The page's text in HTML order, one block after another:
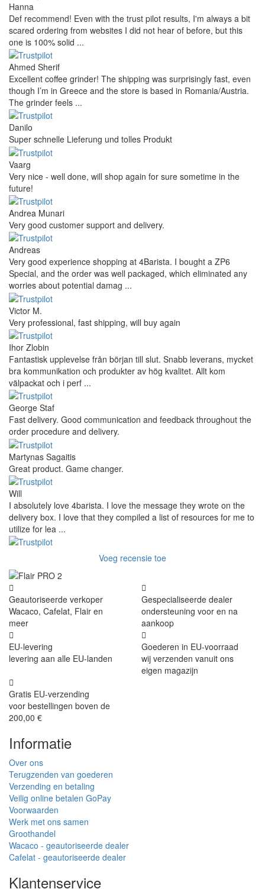
Hanna
Def recommend! Even with the trust pilot results, I'm always a bit
scared ordering from websites I did not hear of before, but this
one is 100% solid ...
Ahmed Sherif
Excellent coffee grinder! The shipping was surprisingly fast, even
though I’m in Greece and the store is based in Romania/Austria.
The grinder feels ...
Danilo
Super schnelle Lieferung und tolles Produkt
Vaarg
Very nice - well done, will shop again for sure sometime in the
future!
Andrea Munari
Very good customer support and delivery.
Andreas
Very good experience shopping at 4Barista. I bought a ZP6
Special, and the order was well packaged, which eliminated any
worries about potential damag ...
Victor M.
Very professional, fast shipping, will buy again
Ihor Zlobin
Fantastisk upplevelse från början till slut. Snabb leverans, mycket
bra kommunikation och produkter av hög kvalitet. Allt kom
välpackat och i perf ...
George Staf
Fast delivery. Good communication and feedback throughout the
order procedure and delivery.
Martynas Sagaitis
Great product. Game changer.
Will
I absolutely love 4barista. I love the message they wrote on the
delivery box. I love that they compiled a list of resources for me to
utilize for lea ...
Voeg recensie toe
Geautoriseerde verkoper
Wacaco, Cafelat, Flair en
meer
Gespecialiseerde dealer
ondersteuning voor en na
aankoop
EU-levering
levering aan alle EU-landen
Goederen in EU-voorraad
wij verzenden vanuit ons
eigen magazijn
Gratis EU-verzending
voor bestellingen boven de
200,00 €
Informatie
Over ons
Terugzenden van goederen
Verzending en betaling
Veilig online betalen GoPay
Voorwaarden
Werk met ons samen
Groothandel
Wacaco - geautoriseerde dealer
Cafelat - geautoriseerde dealer
Klantenservice